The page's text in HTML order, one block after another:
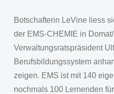
Botschafterin LeVine liess
der EMS-CHEMIE in
Verwaltungsratspräsident
Berufsbildungssystem
zeigen. EMS ist mit 140
nochmals 100 Lernenden